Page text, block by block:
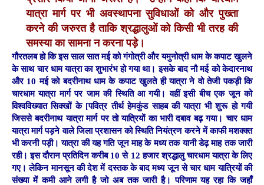
यात्रा मार्ग पर भी अवस्थापना सुविधाओं को और पुख्ता
करने की जरुरत है ताकि श्रद्धालुओं को किसी भी तरह की
समस्या का सामना न करना पड़े।
गौरतलब हो कि इस साल सात मई को गंगोत्री और यमुनोत्री धाम के कपाट खुलने
के साथ चार धाम यात्रा का शुभारंभ हो गया था। इसके बाद नौ मई को केदारनाथ
और 10 मई को बदरीनाथ धाम के कपाट खुलते ही यात्रा ने वो तेजी पकड़ी कि
चारधाम यात्रा मार्ग पर जाम की स्थिति आ गयी। वहीं इसी बीच एक जून को
विश्वविख्यात सिक्खों के [पवित्र तीर्थ हेमकुंड साहब की यात्रा भी शुरू हो गयी
जिससे बदरीनाथ यात्रा मार्ग पर तो यात्रियों का भारी दबाव बढ़ गया। चार धाम
यात्रा मार्ग पड़ने वाले जिला प्रशासन को स्थिति नियंत्रण करने में काफी मशक्क्त
भी करनी पड़ी। यात्रा की यह गति जून माह के मध्य तक यानी डेढ़ माह तक जारी
रही। इस दौरान प्रतिदिन करीब 10 से 12 हजार श्रद्धालु चारधाम यात्रा के लिए
गए। लेकिन मानसून की देश में दस्तक के बाद मध्य जून से चार धाम यात्रियों की
संख्या में कमी आने लगी है जो अब तक जारी है। परिणाम यह रहा कि जहाँ